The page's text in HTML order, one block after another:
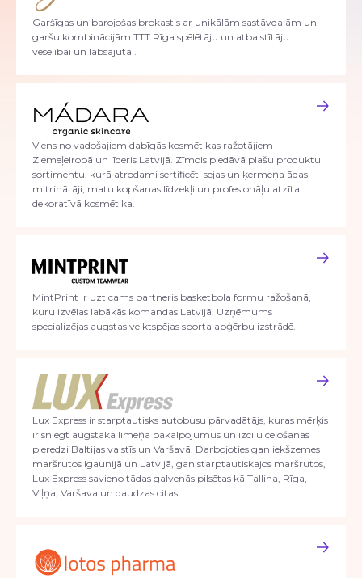
Garšīgas un barojošas brokastis ar unikālām sastāvdaļām un
garšu kombinācijām TTT Rīga spēlētāju un atbalstītāju
veselībai un labsajūtai.
Viens no vadošajiem dabīgās kosmētikas ražotājiem
Ziemeļeiropā un līderis Latvijā. Zīmols piedāvā plašu produktu
sortimentu, kurā atrodami sertificēti sejas un ķermeņa ādas
mitrinātāji, matu kopšanas līdzekļi un profesionāļu atzīta
dekoratīvā kosmētika.
MintPrint ir uzticams partneris basketbola formu ražošanā,
kuru izvēlas labākās komandas Latvijā. Uzņēmums
specializējas augstas veiktspējas sporta apģērbu izstrādē.
Lux Express ir starptautisks autobusu pārvadātājs, kuras mērķis
ir sniegt augstākā līmeņa pakalpojumus un izcilu ceļošanas
pieredzi Baltijas valstīs un Varšavā. Darbojoties gan iekšzemes
maršrutos Igaunijā un Latvijā, gan starptautiskajos maršrutos,
Lux Express savieno tādas galvenās pilsētas kā Tallina, Rīga,
Viļņa, Varšava un daudzas citas.